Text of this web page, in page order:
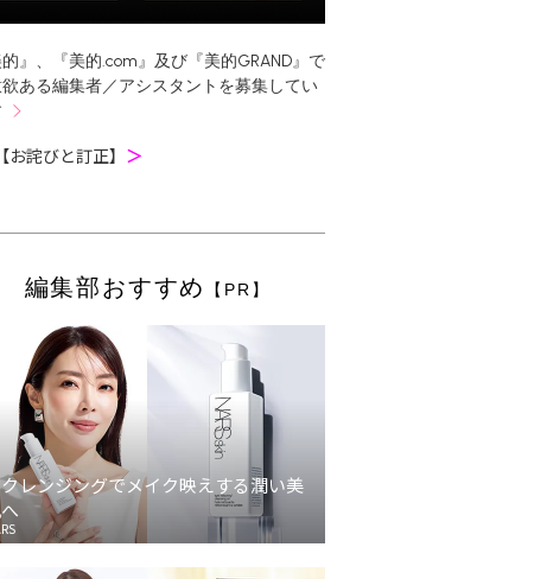
的』、『美的.com』及び『美的GRAND』で
ある編集者／アシスタントを募集してい
【お詫びと訂正】 ＞
編集部おすすめ 【PR】
レンジングでメイク映えする潤い美